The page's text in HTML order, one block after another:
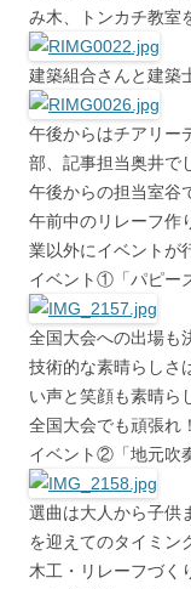
み木、トンカチ教室
建築組合さんと建築
午後からはチアリー
部、記事担当奥井で
午後からの担当室谷
午前中のリレーフ作
業以外にイベントが
イベント①「パピー
全国大会への出場も
技術的な素晴らしさ
い声と笑顔も素晴ら
全国大会でも頑張れ
イベント②「地元吹
選曲は大人から子供
を迎えてのタイミン
木工・リレーフづく